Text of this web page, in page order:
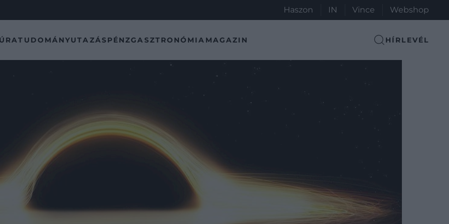
Haszon IN Vince Webshop
TUDOMÁNYUTAZÁSPÉNZGASZTRONÓMIA MAGAZIN HÍRLEVÉL